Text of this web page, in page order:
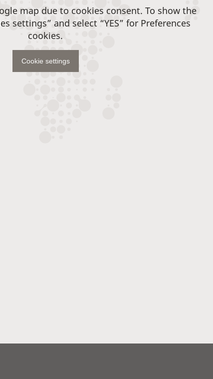
map due to cookies consent. To show the
settings” and select “YES” for Preferences
cookies.
Cookie settings